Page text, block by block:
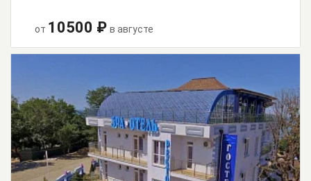
от 10500 ₽ в августе